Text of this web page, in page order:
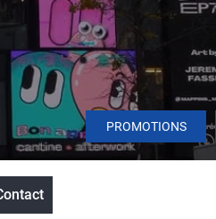
PROMOTIONS